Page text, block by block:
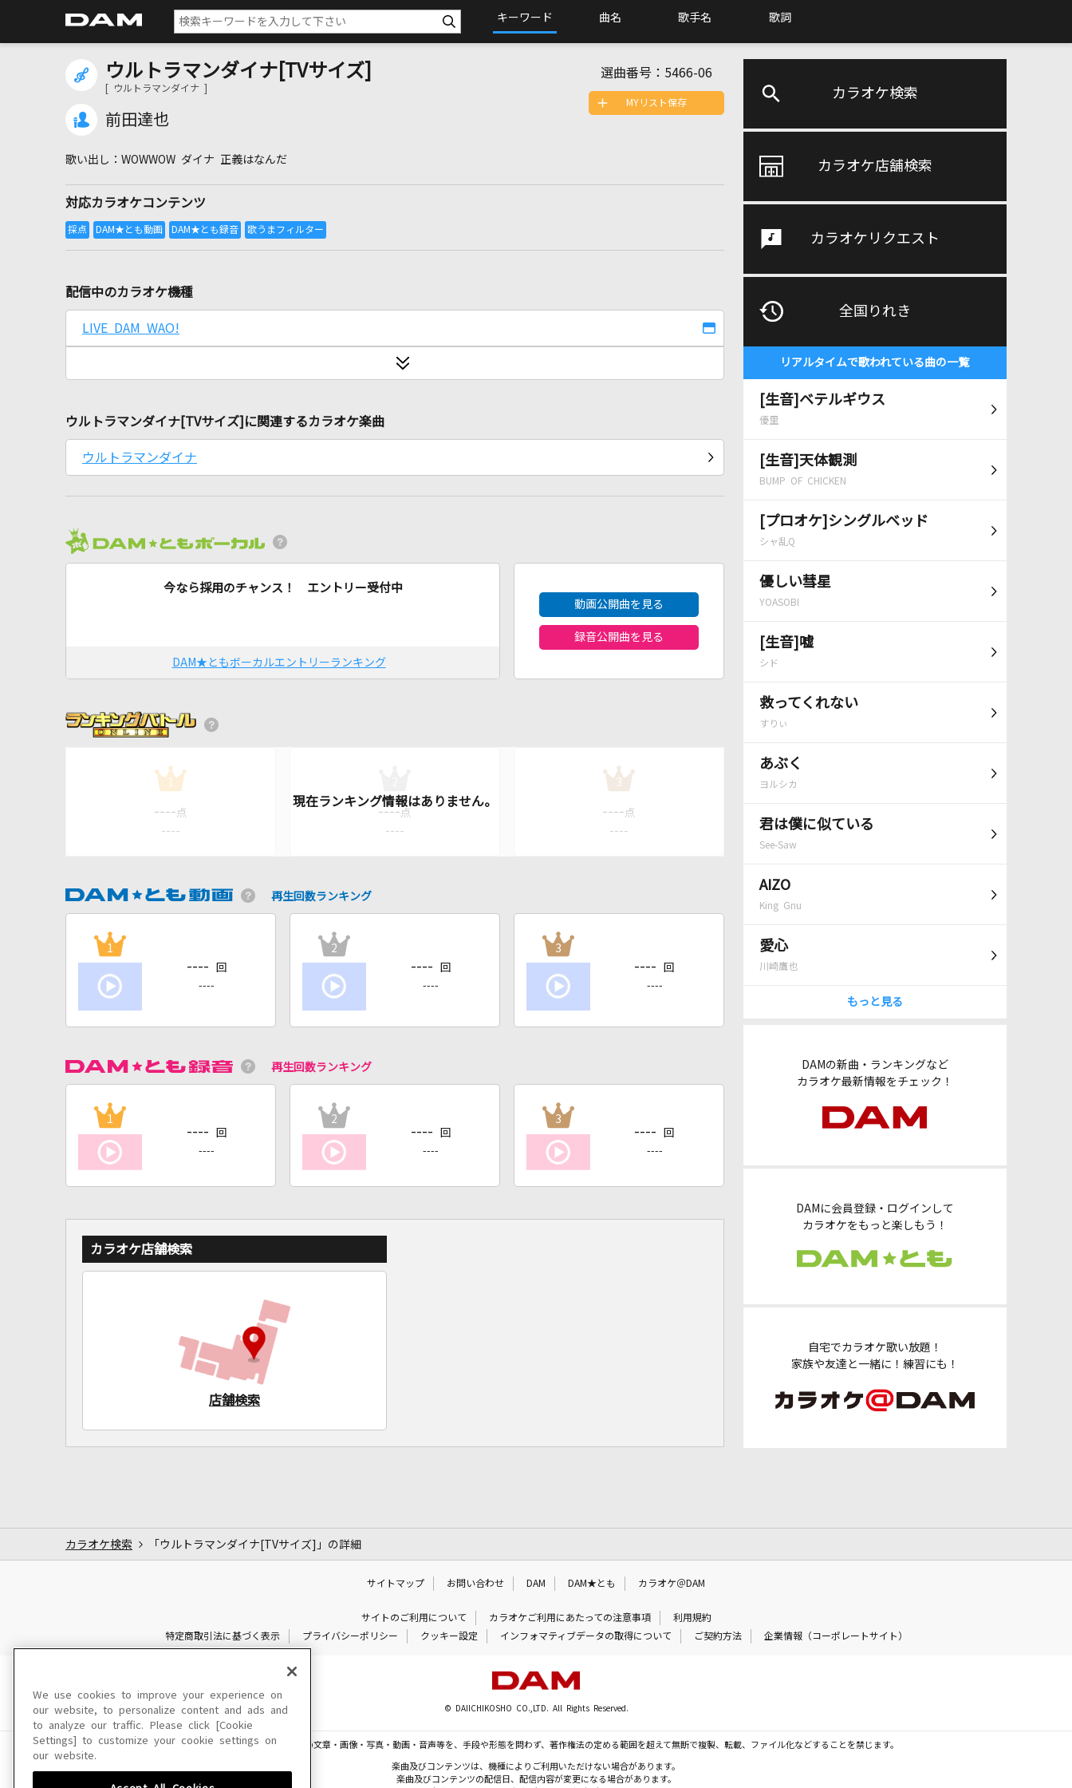
キーワード 曲名 歌手名 歌詞
カラオケ検索
カラオケ店舗検索
カラオケリクエスト
全国りれき
リアルタイムで歌われている曲の一覧
[生音]ベテルギウス
優里
[生音]天体観測
BUMP OF CHICKEN
[プロオケ]シングルベッド
シャ乱Q
優しい彗星
YOASOBI
[生音]嘘
シド
救ってくれない
すりぃ
あぶく
ヨルシカ
君は僕に似ている
See-Saw
AIZO
King Gnu
愛心
川崎鷹也
もっと見る
DAMの新曲・ランキングなど
カラオケ最新情報をチェック！
DAMに会員登録・ログインして
カラオケをもっと楽しもう！
自宅でカラオケ歌い放題！
家族や友達と一緒に！練習にも！
ウルトラマンダイナ[TVサイズ]
[ ウルトラマンダイナ ]
前田達也
選曲番号： 5466-06
WOWWOW ダイナ 正義はなんだ
対応カラオケコンテンツ
MYリスト保存
配信中のカラオケ機種
LIVE DAM WAO!
ウルトラマンダイナ[TVサイズ]に関連するカラオケ楽曲
ウルトラマンダイナ
今なら採用のチャンス！ エントリー受付中
DAM★ともボーカルエントリーランキング
動画公開曲を見る
録音公開曲を見る
1
---- 点
----
---- 点
----
3
---- 点
----
再生回数ランキング
1
---- 回
----
2
---- 回
----
3
---- 回
----
再生回数ランキング
1
---- 回
----
2
---- 回
----
3
---- 回
----
カラオケ店舗検索
店舗検索
カラオケ検索 「ウルトラマンダイナ[TVサイズ]」の詳細
サイトマップ お問い合わせ DAM DAM★とも カラオケ＠DAM
サイトのご利用について カラオケご利用にあたっての注意事項
利用規約
特定商取引法に基づく表示
プライバシーポリシー クッキー設定 インフォマティブデータの取得について ご契約方法 企業情報（コーポレートサイト）
© DAIICHIKOSHO CO.,LTD. All Rights Reserved.
このサイトに掲載されている一切の文章・画像・写真・動画・音声等を、手段や形態を問わず、著作権法の定める範囲を超えて無断で複製、転載、ファイル化などすることを禁じます。
楽曲及びコンテンツは、機種によりご利用いただけない場合があります。
楽曲及びコンテンツの配信日、配信内容が変更になる場合があります。
We use cookies to improve your experience on
our website, to personalize content and ads and
to analyze our traffic. Please click [Cookie
Settings] to customize your cookie settings on
our website.